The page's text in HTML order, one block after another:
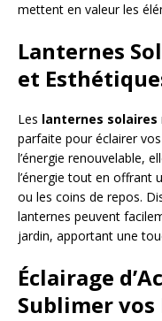
mettent en valeur les
Lanternes
et
Les lanternes solaires
parfaite pour éclairer
l’énergie renouvelable,
l’énergie tout en offrant
ou les coins de repos.
lanternes peuvent
jardin, apportant une
Éclairage
Sublimer vos